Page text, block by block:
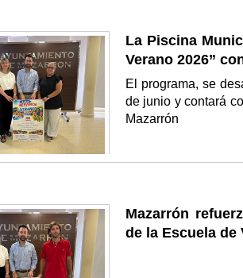
La Piscina
Verano 2026”
El programa, se
de junio y contará
Mazarrón
Mazarrón
de la Escuela de